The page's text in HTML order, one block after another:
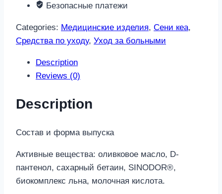
для
ухода
телом
quantity
Безопасные платежи
Categories: Медицинские изделия, Сени кеа,
Средства по уходу, Уход за больными
Description
Reviews (0)
Description
Состав и форма выпуска
Активные вещества: оливковое масло, D-
пантенол, сахарный бетаин, SINODOR®,
биокомплекс льна, молочная кислота.